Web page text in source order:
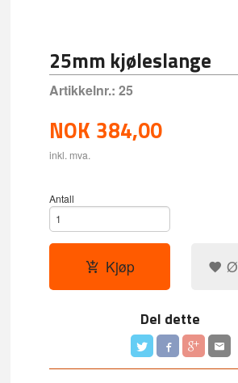
25mm kjøleslange
Artikkelnr.: 25
NOK 384,00
inkl. mva.
Antall
Kjøp
Del dette